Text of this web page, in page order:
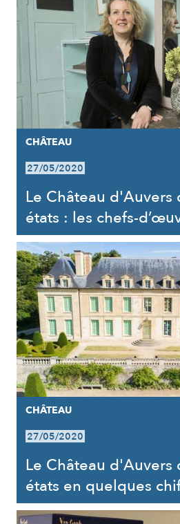
CHÂTEAU
27/05/2020
Le Château d'Auvers
états : les chefs-
CHÂTEAU
27/05/2020
Le Château d'Auvers
états en quelques